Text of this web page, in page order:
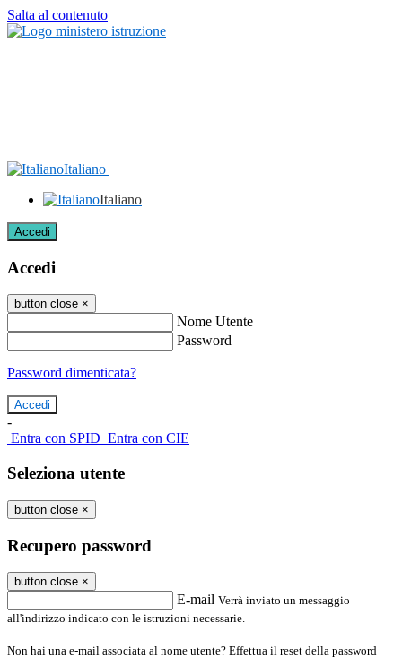
Salta al contenuto
Italiano
Italiano
Accedi
Accedi
button close ×
Nome Utente
Password
Password dimenticata?
-
Entra con SPID Entra con CIE
Seleziona utente
button close ×
Recupero password
button close ×
E-mail Verrà inviato un messaggio
all'indirizzo indicato con le istruzioni necessarie.
Non hai una e-mail associata al nome utente? Effettua il reset della password